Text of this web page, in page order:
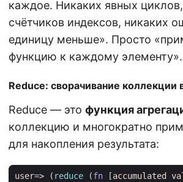
каждое. Никаких явных
счётчиков индексов, никаких
единицу меньше». Просто
функцию к каждому элементу».
Reduce: сворачивание коллекции
Reduce — это функция
коллекцию и многократно
для накопления результата:
user=> ( reduce (fn [accumulated